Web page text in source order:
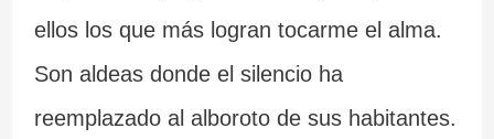
ellos los que más logran tocarme el alma.
Son aldeas donde el silencio ha
reemplazado al alboroto de sus habitantes.